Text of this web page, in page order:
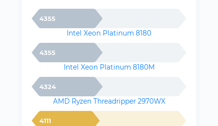
4355
Intel Xeon Platinum 8180
4355
Intel Xeon Platinum 8180M
4324
AMD Ryzen Threadripper 2970WX
4111